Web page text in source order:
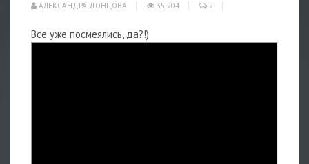
АЛЕКСАНДРА ДОНЦОВА
35 204 2
Все уже посмеялись, да?!)